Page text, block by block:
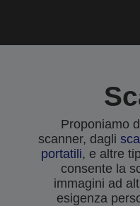
Proponiamo
scanner, dagli
portatili, e altre
consente la
immagini ad
esigenza